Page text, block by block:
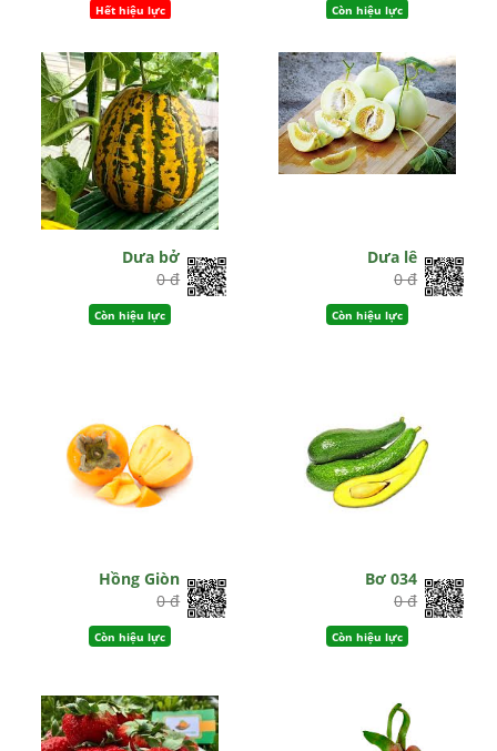
Hết hiệu lực Còn hiệu lực
Dưa bở
0 đ
Còn hiệu lực
Dưa lê
0 đ
Còn hiệu lực
Hồng Giòn
0 đ
Còn hiệu lực
Bơ 034
0 đ
Còn hiệu lực